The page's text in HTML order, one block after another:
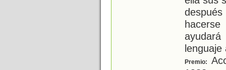
lenguaje
Premio: